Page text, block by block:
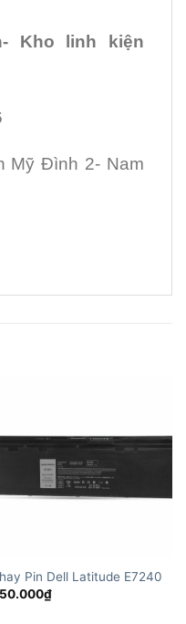
Kho linh kiện
Mỹ Đình 2- Nam
Pin Dell Latitude E7240
₫